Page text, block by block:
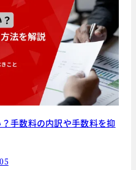
手数料の内訳や手数料を抑